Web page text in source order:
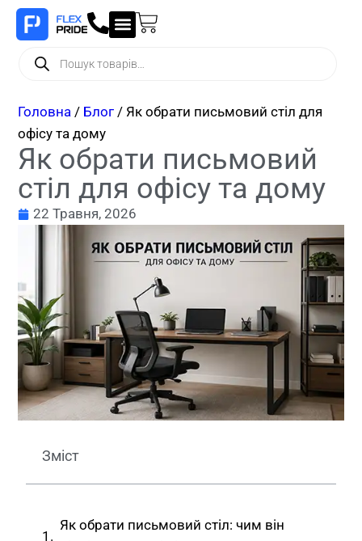
Головна / Блог / Як обрати письмовий стіл для
офісу та дому
Як обрати письмовий
стіл для офісу та дому
22 Травня, 2026
Зміст
Як обрати письмовий стіл: чим він